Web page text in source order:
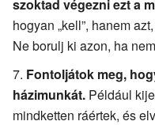
szoktad végezni ezt a
hogyan „kell”, hanem
Ne borulj ki azon, ha
Fontoljátok meg,
házimunkát. Például
mindketten ráértek, és